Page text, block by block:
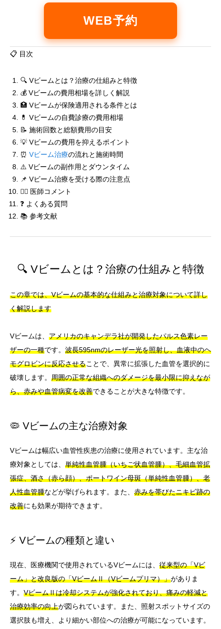
WEB予約
📋 目次
🔍 Vビームとは？治療の仕組みと特徴
💰 Vビームの費用相場を詳しく解説
🏥 Vビームが保険適用される条件とは
💊 Vビームの自費診療の費用相場
📝 施術回数と総額費用の目安
💡 Vビームの費用を抑えるポイント
⏰ Vビーム治療の流れと施術時間
⚠️ Vビームの副作用とダウンタイム
📌 Vビーム治療を受ける際の注意点
👨‍⚕️ 医師コメント
❓ よくある質問
📚 参考文献
🔍 Vビームとは？治療の仕組みと特徴
この章では、Vビームの基本的な仕組みと治療対象について詳し
く解説します
Vビームは、 アメリカのキャンデラ社が開発したパルス色素レー
ザーの一種です。 波長595nmのレーザー光を照射し、血液中のヘ
モグロビンに反応させることで、異常に拡張した血管を選択的に
破壊します。 周囲の正常な組織へのダメージを最小限に抑えなが
ら、赤みや血管病変を改善できることが大きな特徴です。
🦠 Vビームの主な治療対象
Vビームは幅広い血管性疾患の治療に使用されています。主な治
療対象としては、 単純性血管腫（いちご状血管腫）、毛細血管拡
張症、酒さ（赤ら顔）、ポートワイン母斑（単純性血管腫）、老
人性血管腫などが挙げられます。また、 赤みを帯びたニキビ跡の
改善にも効果が期待できます。
⚡ Vビームの種類と違い
現在、医療機関で使用されているVビームには、 従来型の「Vビ
ーム」と改良版の「VビームⅡ（Vビームプリマ）」がありま
す。 VビームⅡは冷却システムが強化されており、痛みの軽減と
治療効率の向上が図られています。また、照射スポットサイズの
選択肢も増え、より細かい部位への治療が可能になっています。